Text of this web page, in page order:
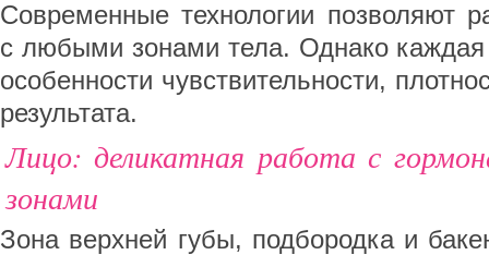
Современные технологии позволяют
с любыми зонами тела. Однако каждая
особенности чувствительности,
результата.
Лицо: деликатная работа с
зонами
Зона верхней губы, подбородка и